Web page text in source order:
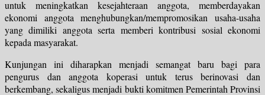
untuk meningkatkan kesejahteraan anggota, memberdayakan
ekonomi anggota menghubungkan/mempromosikan usaha-usaha
yang dimiliki anggota serta memberi kontribusi sosial ekonomi
kepada masyarakat.
Kunjungan ini diharapkan menjadi semangat baru bagi para
pengurus dan anggota koperasi untuk terus berinovasi dan
berkembang, sekaligus menjadi bukti komitmen Pemerintah Provinsi